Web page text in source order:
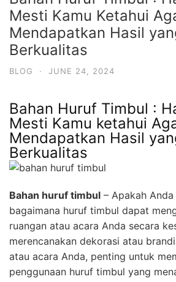
Mesti Kamu Ketahui
Mendapatkan Hasil
Berkualitas
BLOG · JUNE 24, 2024
Bahan Huruf Timbul :
Mesti Kamu ketahui
Mendapatkan Hasil
Berkualitas
Bahan huruf timbul – Apakah
bagaimana huruf timbul dapat
ruangan atau acara Anda secara
merencanakan dekorasi atau
atau acara Anda, penting untuk
penggunaan huruf timbul yang